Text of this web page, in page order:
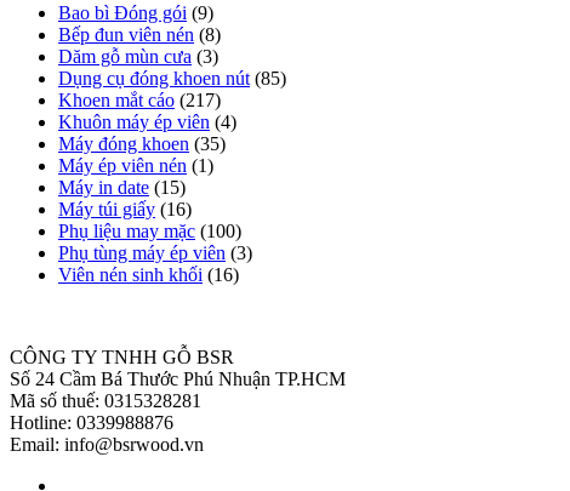
Bao bì Đóng gói (9)
Bếp đun viên nén (8)
Dăm gỗ mùn cưa (3)
Dụng cụ đóng khoen nút (85)
Khoen mắt cáo (217)
Khuôn máy ép viên (4)
Máy đóng khoen (35)
Máy ép viên nén (1)
Máy in date (15)
Máy túi giấy (16)
Phụ liệu may mặc (100)
Phụ tùng máy ép viên (3)
Viên nén sinh khối (16)
CÔNG TY TNHH GỖ BSR
Số 24 Cầm Bá Thước Phú Nhuận TP.HCM
Mã số thuế: 0315328281
Hotline: 0339988876
Email: info@bsrwood.vn